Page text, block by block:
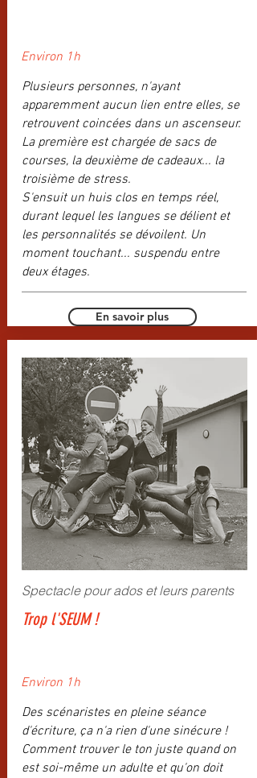
Environ 1h
Plusieurs personnes, n'ayant
apparemment aucun lien entre elles, se
retrouvent coincées dans un ascenseur.
La première est chargée de sacs de
courses, la deuxième de cadeaux... la
troisième de stress.
S'ensuit un huis clos en temps réel,
durant lequel les langues se délient et
les personnalités se dévoilent. Un
moment touchant... suspendu entre
deux étages.
En savoir plus
Spectacle pour ados et leurs parents
Trop l'SEUM !
Environ 1h
Des scénaristes en pleine séance
d'écriture, ça n'a rien d'une sinécure !
Comment trouver le ton juste quand on
est soi-même un adulte et qu'on doit